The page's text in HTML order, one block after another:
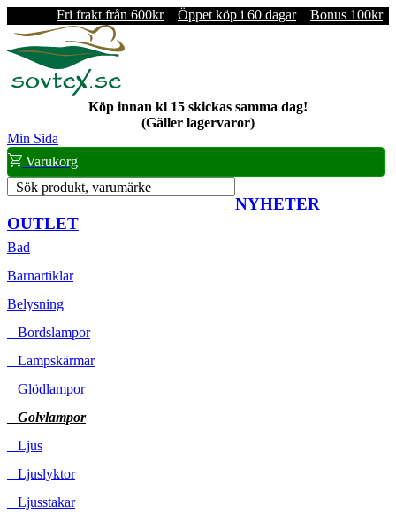
Fri frakt från 600kr Öppet köp i 60 dagar Bonus 100kr
Köp innan kl 15 skickas samma dag!
(Gäller lagervaror)
Min Sida
Varukorg
Sök produkt, varumärke
NYHETER
OUTLET
Bad
Barnartiklar
Belysning
Bordslampor
Lampskärmar
Glödlampor
Golvlampor
Ljus
Ljuslyktor
Ljusstakar